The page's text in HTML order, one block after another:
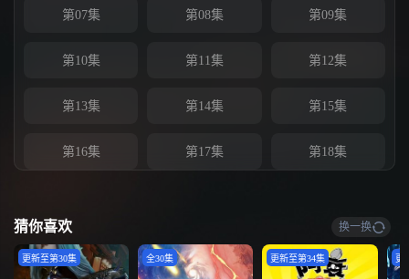
第07集 第08集 第09集
第10集 第11集 第12集
第13集 第14集 第15集
第16集 第17集 第18集
第22集 第23集 第24集
猜你喜欢 换一换
更新至第30集 全30集 更新至第34集 更